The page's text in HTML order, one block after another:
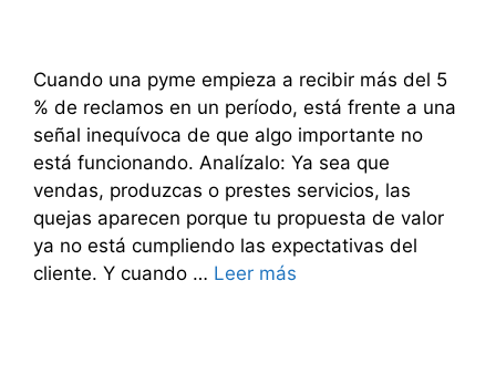
Cuando una pyme empieza a recibir más del 5
% de reclamos en un período, está frente a una
señal inequívoca de que algo importante no
está funcionando. Analízalo: Ya sea que
vendas, produzcas o prestes servicios, las
quejas aparecen porque tu propuesta de valor
ya no está cumpliendo las expectativas del
cliente. Y cuando … Leer más